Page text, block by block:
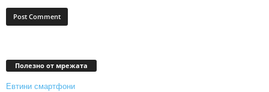
Полезно от мрежата
Евтини смартфони